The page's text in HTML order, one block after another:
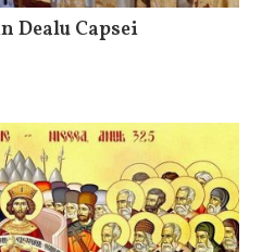
Dealu Capsei